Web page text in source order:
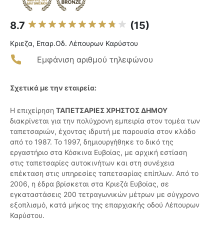
8.7 (15)
Κριεζα, Επαρ.Οδ. Λέπουρων Καρύστου
Εμφάνιση αριθμού τηλεφώνου
Σχετικά με την εταιρεία:
Η επιχείρηση ΤΑΠΕΤΣΑΡΙΕΣ ΧΡΗΣΤΟΣ ΔΗΜΟΥ
διακρίνεται για την πολύχρονη εμπειρία στον τομέα των
ταπετσαριών, έχοντας ιδρυτή με παρουσία στον κλάδο
από το 1987. Το 1997, δημιουργήθηκε το δικό της
εργαστήριο στα Κόσκινα Ευβοίας, με αρχική εστίαση
στις ταπετσαρίες αυτοκινήτων και στη συνέχεια
επέκταση στις υπηρεσίες ταπετσαρίας επίπλων. Από το
2006, η έδρα βρίσκεται στα Κριεζά Ευβοίας, σε
εγκαταστάσεις 200 τετραγωνικών μέτρων με σύγχρονο
εξοπλισμό, κατά μήκος της επαρχιακής οδού Λέπουρων
Καρύστου.